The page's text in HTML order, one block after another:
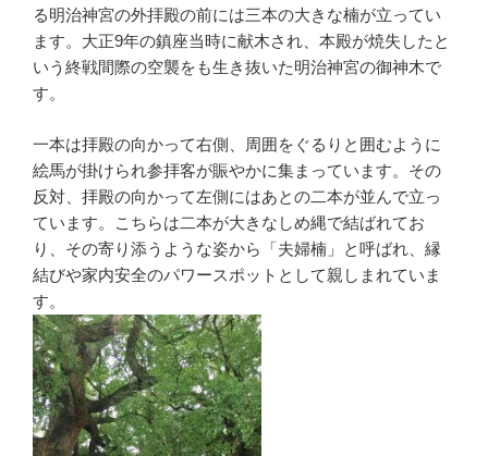
る明治神宮の外拝殿の前には三本の大きな楠が立ってい
ます。大正9年の鎮座当時に献木され、本殿が焼失したと
いう終戦間際の空襲をも生き抜いた明治神宮の御神木で
す。
一本は拝殿の向かって右側、周囲をぐるりと囲むように
絵馬が掛けられ参拝客が賑やかに集まっています。その
反対、拝殿の向かって左側にはあとの二本が並んで立っ
ています。こちらは二本が大きなしめ縄で結ばれてお
り、その寄り添うような姿から「夫婦楠」と呼ばれ、縁
結びや家内安全のパワースポットとして親しまれていま
す。